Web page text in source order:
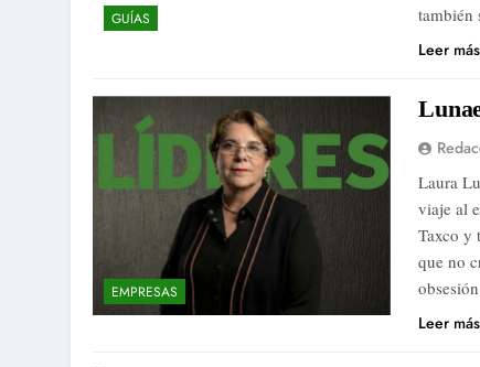
GUÍAS
también
Leer más
EMPRESAS
Laura
viaje al
Taxco y
que no
Leer más